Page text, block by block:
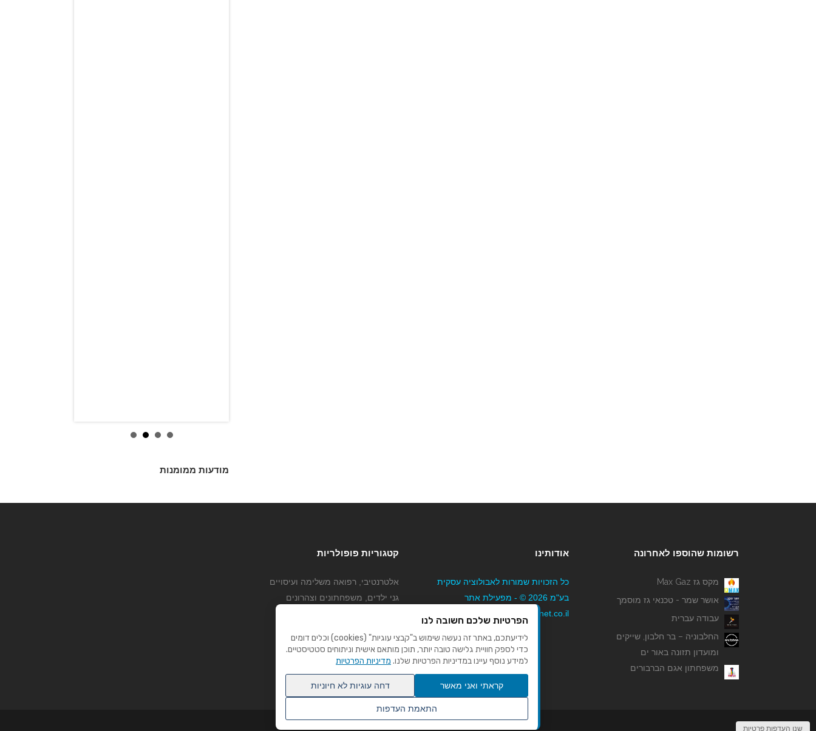
מודעות ממומנות
רשומות שהוספו לאחרונה
מקס גז Max Gaz
אושר שמר - טכנאי גז מוסמך
עבודה עברית
החלבוניה – בר חלבון, שייקים
ומועדון תזונה באור ים
משפחתון אגם הברבורים
אודותינו
כל הזכויות שמורות לאבולוציה עסקית
בע"מ 2026 © - מפעילת אתר
Mybiznet.co.il
קטגוריות פופולריות
אלטרנטיבי, רפואה משלימה ועיסויים
גני ילדים, משפחתונים וצהרונים
הפרטיות שלכם חשובה לנו
לידיעתכם, באתר זה נעשה שימוש ב"קבצי עוגיות" (cookies) וכלים דומים
כדי לספק חוויית גלישה טובה יותר, תוכן מותאם אישית וניתוחים סטטיסטיים.
למידע נוסף עיינו במדיניות הפרטיות שלנו. מדיניות הפרטיות
קראתי ואני מאשר דחה עוגיות לא חיוניות
התאמת העדפות
שנו העדפות פרטיות